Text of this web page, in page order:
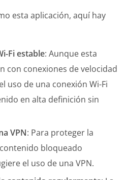
esta aplicación, aquí hay
Fi estable: Aunque esta
con conexiones de velocidad
uso de una conexión Wi-Fi
en alta definición sin
VPN: Para proteger la
bloqueado
el uso de una VPN.